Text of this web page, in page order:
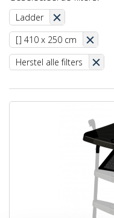
Ladder
[] 410 x 250 cm
Herstel alle filters